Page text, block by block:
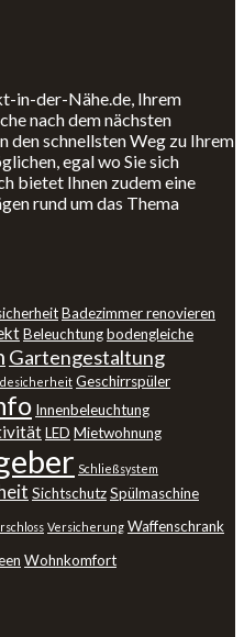
in-der-Nähe.de, Ihrem
nach dem nächsten
den schnellsten Weg zu Ihrem
egal wo Sie sich
bietet Ihnen zudem eine
rund um das Thema
Badezimmer renovieren
Beleuchtungbodengleiche
Gartengestaltung
Geschirrspüler
Innenbeleuchtung
LED Mietwohnung
Schließsystem
SichtschutzSpülmaschine
Versicherung Waffenschrank
Wohnkomfort